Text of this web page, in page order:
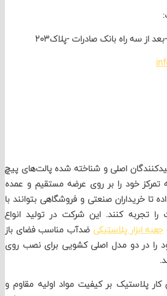
اصلی و شناخته‌ شده پالت‌های پیچ
خود را بر روی عرضه مستقیم و عمده
صنعتی و فروشگاهی بتوانند با
کنند. این شرکت در تولید انواع
پلاستیکیضدآب مناسب فضای باز
مدل اصلی کشویی برای نصب روی
بر کیفیت مواد اولیه مقاوم و